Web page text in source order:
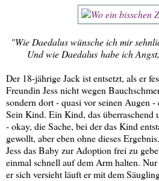
"Wie Daedalus wünsche ich mir
Und wie Daedalus habe ich
Der 18-jährige Jack ist entsetzt, als er
Freundin Jess nicht wegen
sondern dort - quasi vor seinen Augen
Sein Kind. Ein Kind, das überraschend
- okay, die Sache, bei der das Kind
gewollt, aber eben ohne dieses
Jess das Baby zur Adoption frei zu
einmal schnell auf dem Arm halten.
er sich versieht läuft er mit dem